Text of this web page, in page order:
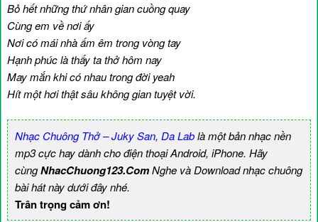
Bỏ hết những thứ nhân gian cuồng quay
Cùng em về nơi ấy
Nơi có mái nhà ấm êm trong vòng tay
Hạnh phúc là thấy ta thở hôm nay
May mắn khi có nhau trong đời yeah
Hít một hơi thật sâu không gian tuyệt vời.
Nhạc Chuông Thở – Juky San, Da Lablà một bản nhạc nền
mp3 cực hay dành cho điện thoại Android, iPhone. Hãy
cùngNhacChuong123.ComNghe và Download nhạc chuông
bài hát này dưới đây nhé.
Trân trọng cảm ơn!